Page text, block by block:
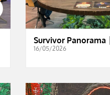
Survivor Panorama
16/05/2026